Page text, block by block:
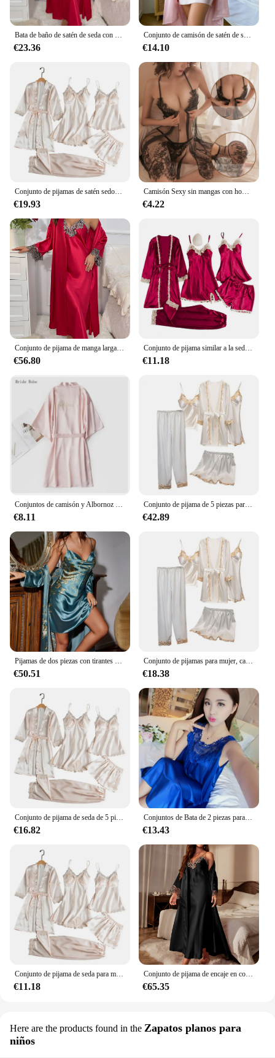
Bata de baño de satén de seda con encaje para mujer, camisón sin mangas con cuello en V, ropa de dormir femenina de 2 piezas con cordones, ropa de dormir para otoño y primavera
€23.36
Conjunto de camisón de satén de seda para mujer, vestido de tirantes sin mangas y mangas largas, cinturón de cintura, bata, ropa de dormir femenina, ropa de dormir de otoño, 2 piezas
€14.10
Conjunto de pijamas de satén sedoso para mujer, ropa de casa con camisón, Top, pantalones cortos, cintura suelta con cordones
€19.93
Camisón Sexy sin mangas con hombros descubiertos para mujer, ropa de dormir erótica transparente con escote en V profundo y Espalda descubierta, minivestido femenino, pijamas con cordones
€4.22
Conjunto de pijama de manga larga para mujer, traje con cinturón y encaje en contraste, con cuello en V, Sexy y elegante, 2cs
€56.80
Conjunto de pijama similar a la seda para mujer, ropa de casa de retazos de encaje satinado sedoso con Top, pantalones cortos, cintura suelta con cordones
€11.18
Conjuntos de camisón y Albornoz para dama de honor, bata de boda, lencería para mujer, Camisón con cinturón, Kimono suelto, 2 piezas
€8.11
Conjunto de pijama de 5 piezas para mujer, ropa de dormir de retazos de encaje de satén sedoso con Top, pantalones cortos, cintura suelta con cordones
€42.89
Pijamas de dos piezas con tirantes para mujer, camisón de manga larga con estampado de cuatro estaciones, ropa de estar por casa con cuello en V y cordones
€50.51
Conjunto de pijamas para mujer, camisón, Top, pantalones cortos, conjunto de encaje de satén sedoso, ropa de dormir suelta con cordones, 5 unidades por Set
€18.38
€16.82
Conjuntos de Bata de 2 piezas para mujer, ropa de dormir Sexy y fina, de seda de hielo sólida, con cordones, informal, Popular en el hogar, 3XL
€13.43
€11.18
Conjunto de pijama de encaje en contraste para mujer, bata de manga larga con cinturón, vestido antideslizante con cuello en V, ropa de dormir
€65.35
Here are the products found in the Zapatos planos para
niños